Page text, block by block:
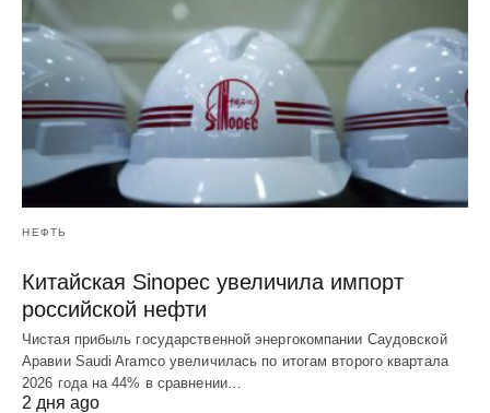
НЕФТЬ
Китайская Sinopec увеличила импорт
российской нефти
Чистая прибыль государственной энергокомпании Саудовской
Аравии Saudi Aramco увеличилась по итогам второго квартала
2026 года на 44% в сравнении…
2 дня ago